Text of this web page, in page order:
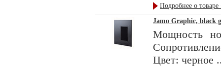
Подробнее о товаре
Jamo Graphic, black
Мощность
Цвет: черное